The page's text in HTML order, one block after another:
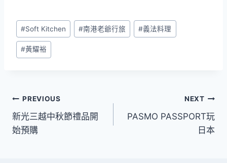
Post
Tags:
#Soft Kitchen #南港老爺行旅 #義法料理
#黃耀裕
文
章
PREVIOUS
新光三越中秋節禮品開
始預購
NEXT
PASMO PASSPORT玩
日本